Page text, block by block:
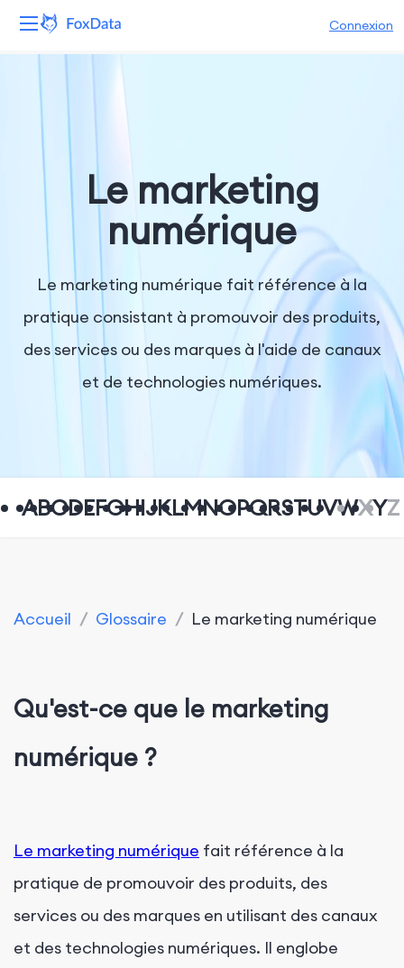
Connexion
Solutions
Ressources
Entreprise
Le marketing
numérique
Le marketing numérique fait référence à la
pratique consistant à promouvoir des produits,
des services ou des marques à l'aide de canaux
et de technologies numériques.
ABCDEFGHIJKLMNOPQRSTUVWXYZ
Accueil / Glossaire / Le marketing numérique
Qu'est-ce que le marketing
numérique ?
Le marketing numérique fait référence à la
pratique de promouvoir des produits, des
services ou des marques en utilisant des canaux
et des technologies numériques. Il englobe